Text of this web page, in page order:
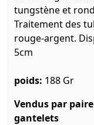
tungstène et
Traitement des
rouge-argent.
5cm
poids: 188 Gr
Vendus par
gantelets